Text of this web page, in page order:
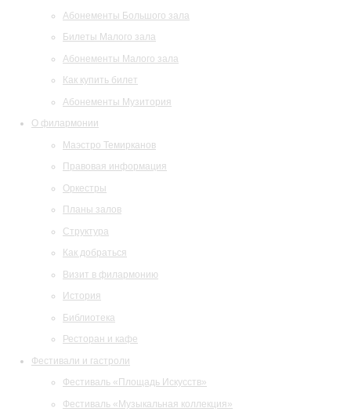
Абонементы Большого зала
Билеты Малого зала
Абонементы Малого зала
Как купить билет
Абонементы Музитория
О филармонии
Маэстро Темирканов
Правовая информация
Оркестры
Планы залов
Структура
Как добраться
Визит в филармонию
История
Библиотека
Ресторан и кафе
Фестивали и гастроли
Фестиваль «Площадь Искусств»
Фестиваль «Музыкальная коллекция»